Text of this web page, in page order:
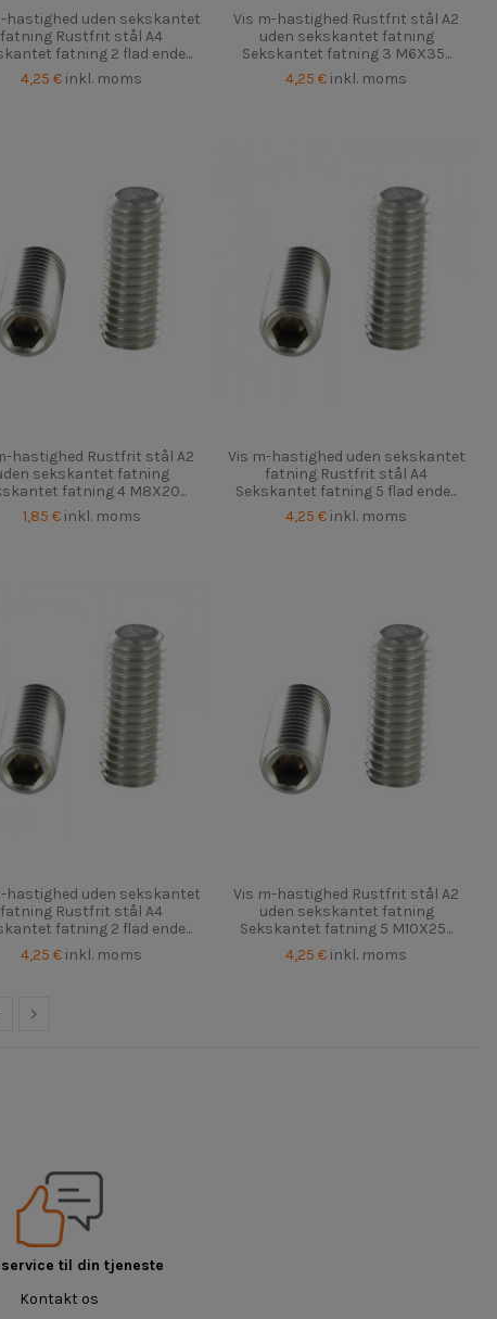
hastighed uden sekskantet
fatning Rustfrit stål A4
fatning 2 flad ende...
4,25 € inkl. moms
Vis m-hastighed Rustfrit stål A2
uden sekskantet fatning
Sekskantet fatning 3 M6X35...
4,25 € inkl. moms
hastighed Rustfrit stål A2
sekskantet fatning
fatning 4 M8X20...
1,85 € inkl. moms
Vis m-hastighed uden sekskantet
fatning Rustfrit stål A4
Sekskantet fatning 5 flad ende...
4,25 € inkl. moms
hastighed uden sekskantet
fatning Rustfrit stål A4
fatning 2 flad ende...
4,25 € inkl. moms
Vis m-hastighed Rustfrit stål A2
uden sekskantet fatning
Sekskantet fatning 5 M10X25...
4,25 € inkl. moms
til din tjeneste
Kontakt os